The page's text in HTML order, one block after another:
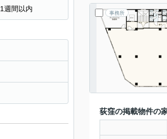
事務所
荻窪の掲載物件の
1週間以内